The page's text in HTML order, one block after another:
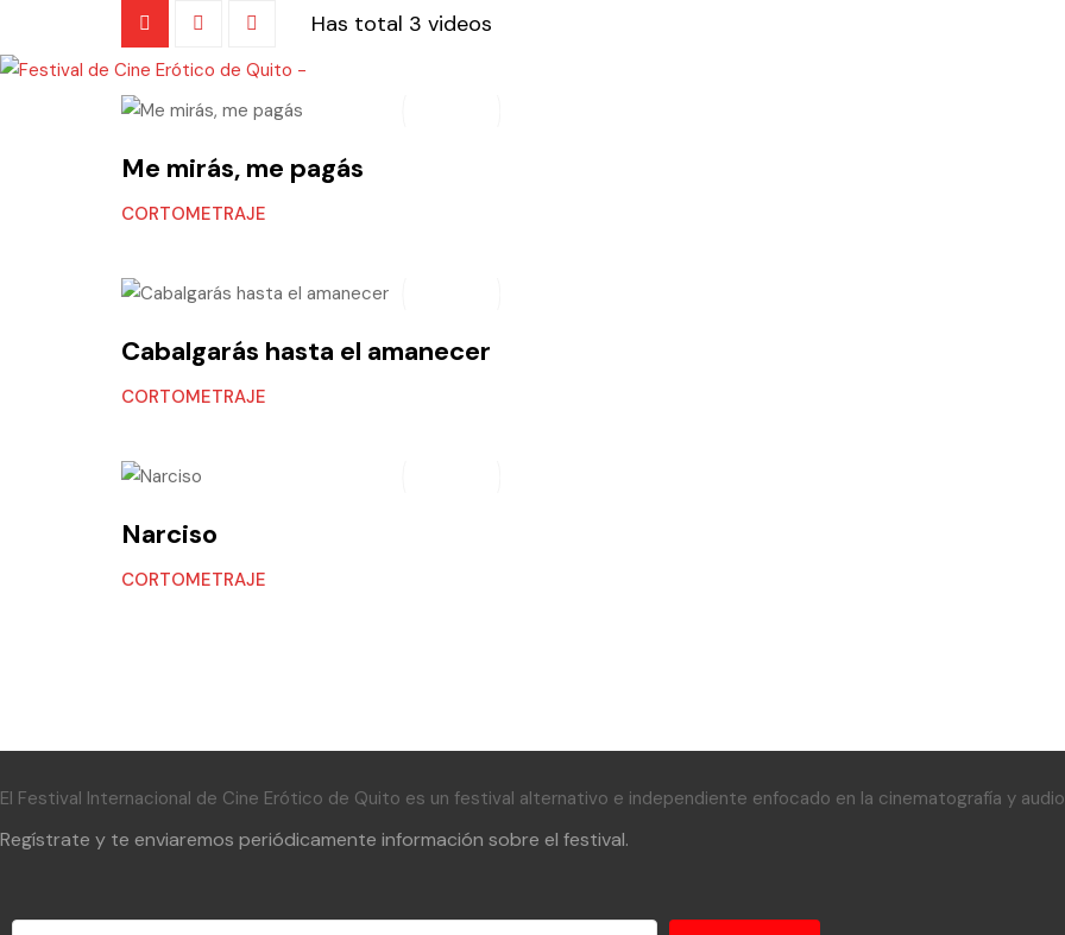
Has total 3 videos
Me mirás, me pagás
CORTOMETRAJE
Cabalgarás hasta el amanecer
CORTOMETRAJE
Narciso
CORTOMETRAJE
El Festival Internacional de Cine Erótico de Quito es un festival alternativo e independiente enfocado en la cinematografía y
Regístrate y te enviaremos periódicamente información sobre el festival.